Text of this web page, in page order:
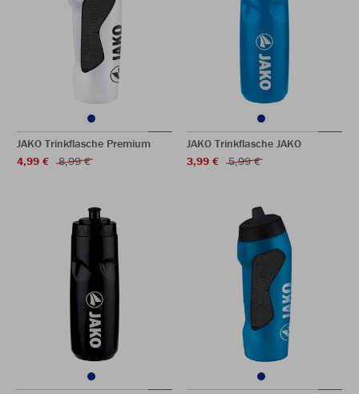
JAKO Trinkflasche Premium
4,99 €
8,99 €
JAKO Trinkflasche JAKO
3,99 €
5,99 €